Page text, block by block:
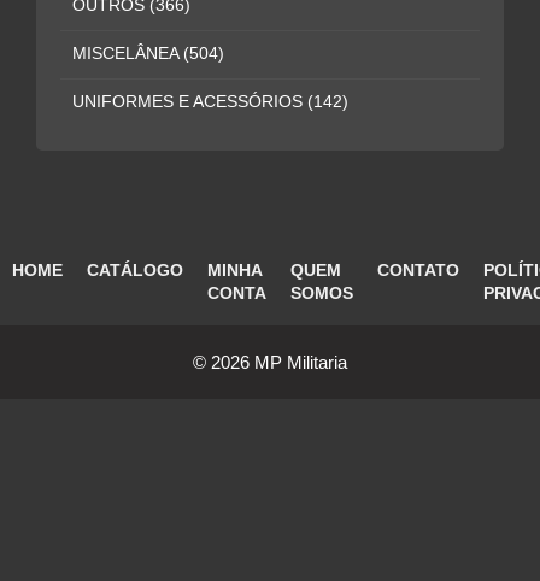
OUTROS (366)
MISCELÂNEA (504)
UNIFORMES E ACESSÓRIOS (142)
HOME CATÁLOGO
MINHA
CONTA
QUEM
SOMOS
CONTATO
© 2026 MP Militaria